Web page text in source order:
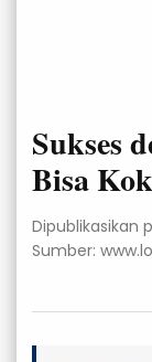
Sukses
Bisa
Dipublikasikan
Sumber: